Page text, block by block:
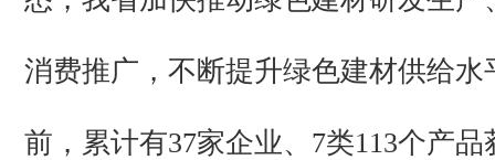
消费推广，不断提升绿色建材供给水
前，累计有37家企业、7类113个产